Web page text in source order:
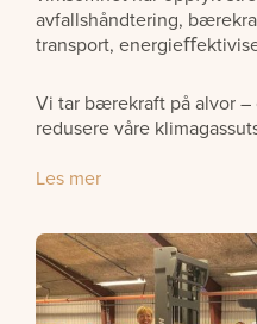
avfallshåndtering,
transport,
Vi tar bærekraft på alvor
redusere våre
Les mer